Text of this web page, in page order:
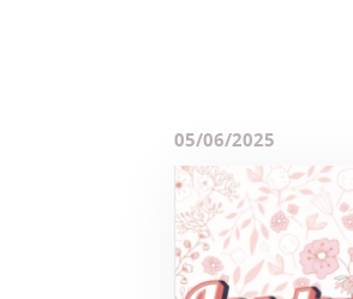
05/06/2025